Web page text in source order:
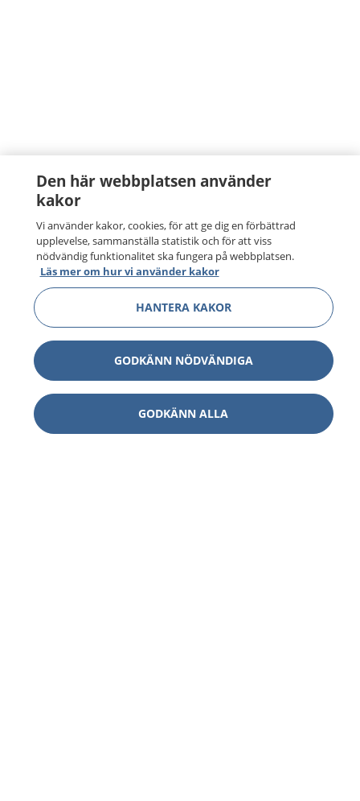
1177 tryggt om din hälsa och vård
På 1177.se får du råd om hälsa och information om
sjukdomar och vilka mottagningar du kan kontakta.
vårdärenden. Ring telefonnummer 1177 för
sjukvårdsrådgivning dygnet runt.
Den här webbplatsen använder
kakor
Vi använder kakor, cookies, för att ge dig en förbättrad
upplevelse, sammanställa statistik och för att viss
nödvändig funktionalitet ska fungera på webbplatsen.
Läs mer om hur vi använder kakor
HANTERA KAKOR
GODKÄNN NÖDVÄNDIGA
GODKÄNN ALLA